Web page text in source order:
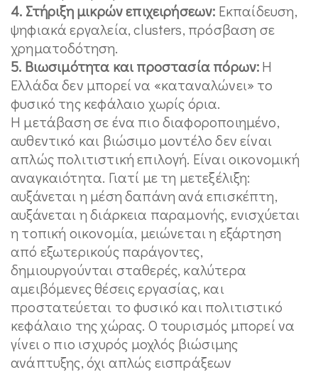
4. Στήριξη μικρών επιχειρήσεων: Εκπαίδευση,
ψηφιακά εργαλεία, clusters, πρόσβαση σε
χρηματοδότηση.
5. Βιωσιμότητα και προστασία πόρων:Η
Ελλάδα δεν μπορεί να «καταναλώνει» το
φυσικό της κεφάλαιο χωρίς όρια.
Η μετάβαση σε ένα πιο διαφοροποιημένο,
αυθεντικό και βιώσιμο μοντέλο δεν είναι
απλώς πολιτιστική επιλογή. Είναι οικονομική
αναγκαιότητα. Γιατί με τη μετεξέλιξη:
αυξάνεται η μέση δαπάνη ανά επισκέπτη,
αυξάνεται η διάρκεια παραμονής, ενισχύεται
η τοπική οικονομία, μειώνεται η εξάρτηση
από εξωτερικούς παράγοντες,
δημιουργούνται σταθερές, καλύτερα
αμειβόμενες θέσεις εργασίας, και
προστατεύεται το φυσικό και πολιτιστικό
κεφάλαιο της χώρας. Ο τουρισμός μπορεί να
γίνει ο πιο ισχυρός μοχλός βιώσιμης
ανάπτυξης, όχι απλώς εισπράξεων